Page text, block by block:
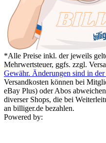
*Alle Preise inkl. der jeweils
Mehrwertsteuer, ggfs. zzgl.
Gewähr. Änderungen sind in
Versandkosten können bei
eBay Plus) oder Abos
diverser Shops, die bei
an billiger.de bezahlen.
Powered by: